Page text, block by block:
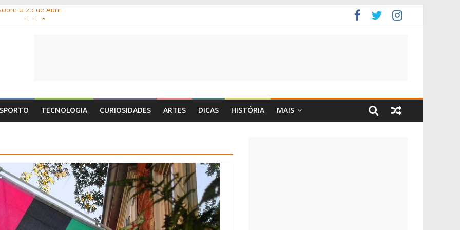
o 25 de Abril
TECNOLOGIA CURIOSIDADES ARTES DICAS HISTÓRIA MAIS